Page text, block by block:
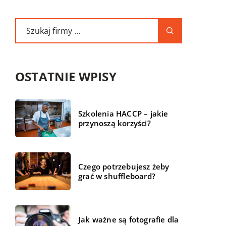
OSTATNIE WPISY
Szkolenia HACCP – jakie
przynoszą korzyści?
Czego potrzebujesz żeby
grać w shuffleboard?
Jak ważne są fotografie dla